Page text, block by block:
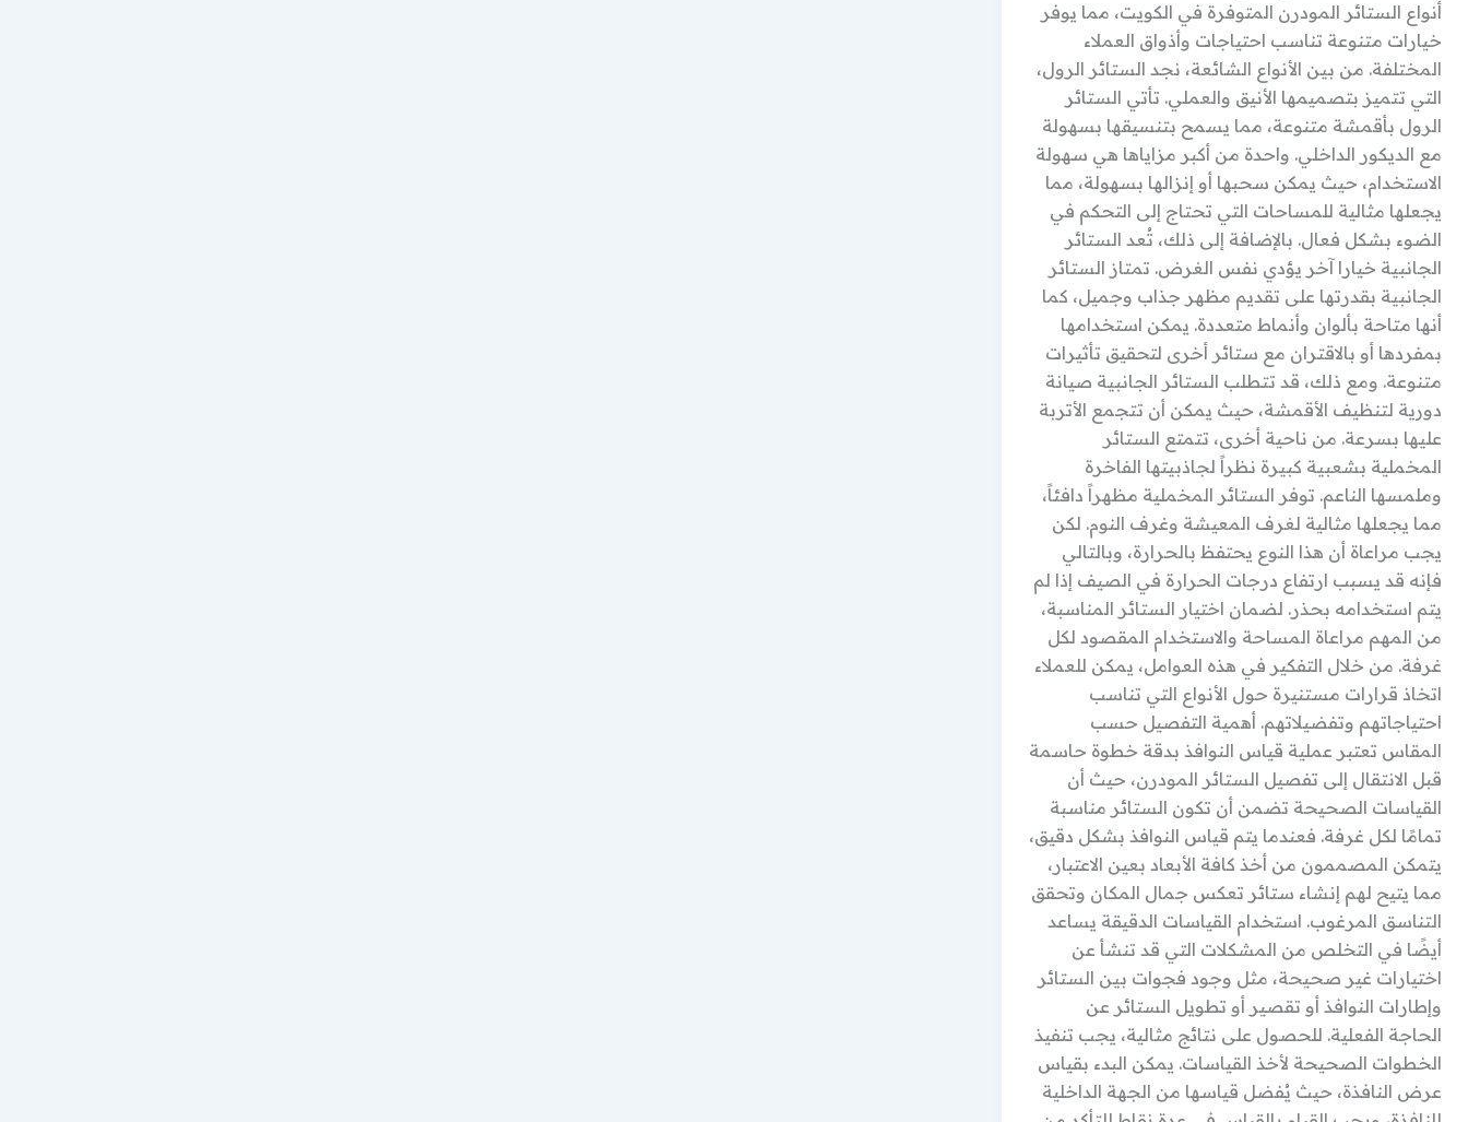
أنواع الستائر المودرن المتوفرة في الكويت، مما يوفر
خيارات متنوعة تناسب احتياجات وأذواق العملاء
المختلفة. من بين الأنواع الشائعة، نجد الستائر الرول،
التي تتميز بتصميمها الأنيق والعملي. تأتي الستائر
الرول بأقمشة متنوعة، مما يسمح بتنسيقها بسهولة
مع الديكور الداخلي. واحدة من أكبر مزاياها هي سهولة
الاستخدام، حيث يمكن سحبها أو إنزالها بسهولة، مما
يجعلها مثالية للمساحات التي تحتاج إلى التحكم في
الضوء بشكل فعال. بالإضافة إلى ذلك، تُعد الستائر
الجانبية خيارا آخر يؤدي نفس الغرض. تمتاز الستائر
الجانبية بقدرتها على تقديم مظهر جذاب وجميل، كما
أنها متاحة بألوان وأنماط متعددة. يمكن استخدامها
بمفردها أو بالاقتران مع ستائر أخرى لتحقيق تأثيرات
متنوعة. ومع ذلك، قد تتطلب الستائر الجانبية صيانة
دورية لتنظيف الأقمشة، حيث يمكن أن تتجمع الأتربة
عليها بسرعة. من ناحية أخرى، تتمتع الستائر
المخملية بشعبية كبيرة نظراً لجاذبيتها الفاخرة
وملمسها الناعم. توفر الستائر المخملية مظهراً دافئاً،
مما يجعلها مثالية لغرف المعيشة وغرف النوم. لكن
يجب مراعاة أن هذا النوع يحتفظ بالحرارة، وبالتالي
فإنه قد يسبب ارتفاع درجات الحرارة في الصيف إذا لم
يتم استخدامه بحذر. لضمان اختيار الستائر المناسبة،
من المهم مراعاة المساحة والاستخدام المقصود لكل
غرفة. من خلال التفكير في هذه العوامل، يمكن للعملاء
اتخاذ قرارات مستنيرة حول الأنواع التي تناسب
احتياجاتهم وتفضيلاتهم. أهمية التفصيل حسب
المقاس تعتبر عملية قياس النوافذ بدقة خطوة حاسمة
قبل الانتقال إلى تفصيل الستائر المودرن، حيث أن
القياسات الصحيحة تضمن أن تكون الستائر مناسبة
تمامًا لكل غرفة. فعندما يتم قياس النوافذ بشكل دقيق،
يتمكن المصممون من أخذ كافة الأبعاد بعين الاعتبار،
مما يتيح لهم إنشاء ستائر تعكس جمال المكان وتحقق
التناسق المرغوب. استخدام القياسات الدقيقة يساعد
أيضًا في التخلص من المشكلات التي قد تنشأ عن
اختيارات غير صحيحة، مثل وجود فجوات بين الستائر
وإطارات النوافذ أو تقصير أو تطويل الستائر عن
الحاجة الفعلية. للحصول على نتائج مثالية، يجب تنفيذ
الخطوات الصحيحة لأخذ القياسات. يمكن البدء بقياس
عرض النافذة، حيث يُفضل قياسها من الجهة الداخلية